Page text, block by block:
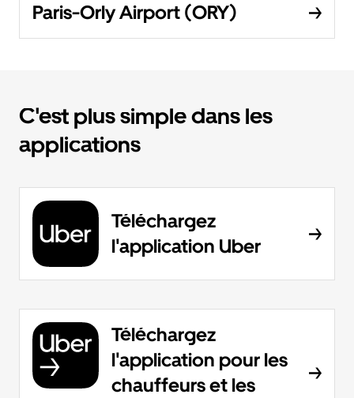
Paris-Orly Airport (ORY)
C'est plus simple dans les
applications
Téléchargez
l'application Uber
Téléchargez
l'application pour les
chauffeurs et les